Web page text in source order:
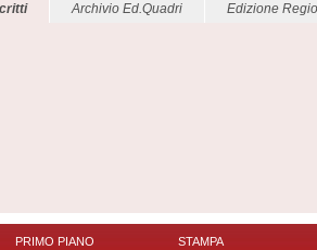
Archivio Ed.Quadri Edizione
PRIMO PIANO
STAMPA